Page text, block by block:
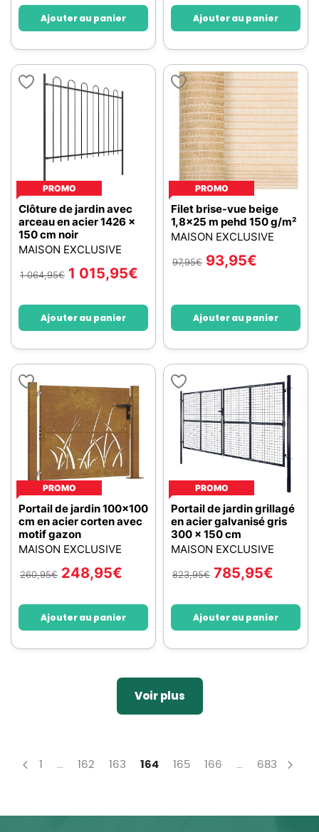
Ajouter au panier Ajouter au panier
PROMO
Clôture de jardin avec
arceau en acier 1426 x
150 cm noir
MAISON EXCLUSIVE
1 064,95€ 1 015,95€
Ajouter au panier
PROMO
Filet brise-vue beige
1,8x25 m pehd 150 g/m²
MAISON EXCLUSIVE
97,95€ 93,95€
Ajouter au panier
PROMO
Portail de jardin 100x100
cm en acier corten avec
motif gazon
MAISON EXCLUSIVE
260,95€ 248,95€
Ajouter au panier
PROMO
Portail de jardin grillagé
en acier galvanisé gris
300 x 150 cm
MAISON EXCLUSIVE
823,95€ 785,95€
Ajouter au panier
Voir plus
Page... Page
162 Page
163 You're currently reading page
164 Page
165 Page
166 ... Page
683